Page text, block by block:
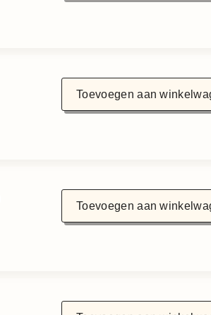
Toevoegen aan
Toevoegen aan